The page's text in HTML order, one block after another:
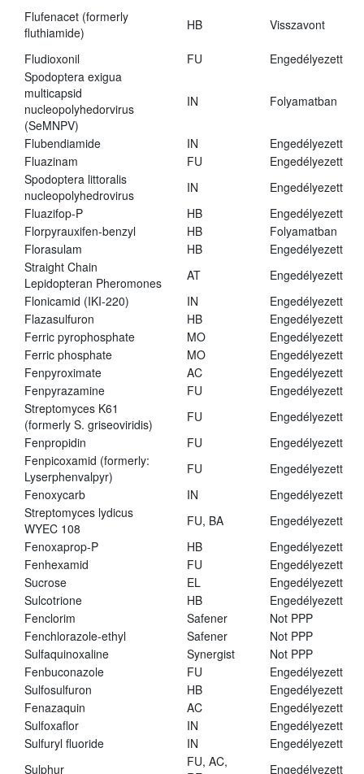
Flufenacet (formerly
fluthiamide)
HB Visszavont
Fludioxonil FU
Engedélyezett
Spodoptera exigua
multicapsid
nucleopolyhedorvirus
(SeMNPV)
IN Folyamatban
Flubendiamide IN
Engedélyezett
Fluazinam
FU
Engedélyezett
Spodoptera littoralis
nucleopolyhedrovirus
IN
Engedélyezett
Fluazifop-P
HB
Engedélyezett
Florpyrauxifen-benzyl
HB
Folyamatban
Florasulam
HB
Engedélyezett
Straight Chain
Lepidopteran Pheromones
AT
Engedélyezett
Flonicamid (IKI-220)
IN
Engedélyezett
Flazasulfuron
HB
Engedélyezett
Ferric pyrophosphate
MO
Engedélyezett
Ferric phosphate
MO
Engedélyezett
Fenpyroximate
AC
Engedélyezett
Fenpyrazamine
FU
Engedélyezett
Streptomyces K61
(formerly S. griseoviridis)
FU
Engedélyezett
Fenpropidin
FU
Engedélyezett
Fenpicoxamid (formerly:
Lyserphenvalpyr)
FU
Engedélyezett
Fenoxycarb
IN
Engedélyezett
Streptomyces lydicus
WYEC 108
FU, BA
Engedélyezett
Fenoxaprop-P
HB
Engedélyezett
Fenhexamid
FU
Engedélyezett
Sucrose
EL
Engedélyezett
Sulcotrione
HB
Engedélyezett
Fenclorim
Safener
Not PPP
Fenchlorazole-ethyl
Safener
Not PPP
Sulfaquinoxaline
Synergist
Not PPP
Fenbuconazole
FU
Engedélyezett
Sulfosulfuron
HB
Engedélyezett
Fenazaquin
AC
Engedélyezett
Sulfoxaflor
IN
Engedélyezett
Sulfuryl fluoride
IN
Engedélyezett
Sulphur
FU, AC,
Engedélyezett